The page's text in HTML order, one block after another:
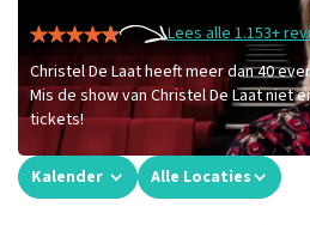
Lees alle 1.153+
Christel De Laat heeft meer dan 40
Mis de show van Christel De Laat niet
tickets!
Kalender Alle Locaties